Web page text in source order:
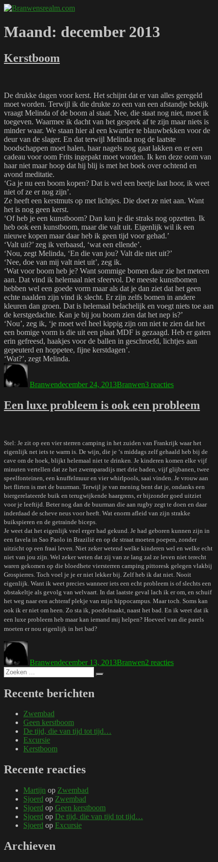
Naar
inhoud
springen
Maand: december 2013
Kerstboom
De drukke dagen voor kerst. Het schijnt dat er van alles geregeld
moet worden. Terwijl ik die drukte zo een van een afstandje bekijk
vraagt Melinda of de boom al staat. Nee, die staat nog niet, moet ik
toegeven. Waarmee ik dacht van het gesprek af te zijn maar niets is
minder waar. We staan hier al een kwartier te blauwbekken voor de
deur van de slager. En dat terwijl Melinda nog de laatste
boodschappen moet halen, haar nagels nog gaat lakken en er een
cadeau voor oom Frits ingepakt moet worden. Ik ken deze oom van
haar niet maar hoop dat hij blij is met het boek over ochtend en
avond meditatie.
‘Ga je nu een boom kopen? Dat is wel een beetje laat hoor, ik weet
niet of ze er nog zijn’.
Ze heeft een kerstmuts op met lichtjes. Die doet ze niet aan. Want
het is nog geen kerst.
‘Of heb je een kunstboom? Dan kan je die straks nog opzetten. Ik
heb ook een kunstboom, maar die valt uit. Eigenlijk wil ik een
nieuwe kopen maar daar heb ik geen tijd voor gehad.’
‘Valt uit?’ zeg ik verbaasd, ‘wat een ellende’.
‘Nou, zegt Melinda, ‘En die van jou? Valt die niet uit?’
‘Nee, doe van mij valt niet uit’, zeg ik.
‘Wat voor boom heb je? Want sommige bomen daar zie het meteen
aan. Dat vind ik helemaal niet sfeervol. De meeste kunstbomen
hebben wel een goede vorm maar als dat je dan ziet dat het geen
echte naalden zijn vind ik slecht. Er zijn zelfs bomen in andere
kleuren dan groen. Dat is helemaal belachelijk en voegt niets toe aan
de kerstgedachte. Kan je bij jou boom zien dat het nep is?’
‘Nou’, zeg ik, ‘je moet wel heel kippig zijn om niet te zien dat het
een bomige vorm is die uit een plaat MDF is gezaagd. Heb er gaten
erin gefreesd, haakjes voor de ballen in geschroefd, lichtjes aan
gepeuterd en hoppetee, fijne kerstdagen’.
‘Wat?’, zegt Melinda.
Auteur
Branwendecember 24, 2013Branwen3 reacties
Een luxe probleem is ook een probleem
Stel: Je zit op een vier sterren camping in het zuiden van Frankrijk waar het
eigenlijk net iets te warm is. De wijn, die je ‘s middags zelf gehaald heb bij de
cave om de hoek, blijkt helemaal niet te drinken. Je kinderen komen elke vijf
minuten vertellen dat ze het zwemparadijs met drie baden, vijf glijbanen, twee
speelfonteinen, een knuffelmuur en vier whirlpools, saai vinden. Je vrouw aan
het flirten is met de buurman. Terwijl je van mening bent dat je, ondanks een
biergerelateerde buik en terugwijkende haargrens, er bijzonder goed uitziet
voor je leeftijd. Beter nog dan de buurman die aan rugby zegt te doen en daar
inderdaad de scheve neus voor heeft. Wat enorm afleid van zijn strakke
buikspieren en de getrainde biceps.
Je weet dat het eigenlijk veel erger had gekund. Je had geboren kunnen zijn in
een favela in Sao Paolo in Brazilië en op de straat moeten poepen, zonder
uitzicht op een fraai leven. Niet zeker wetend welke kinderen wel en welke echt
niet van jou zijn. Wel zeker weten dat zij van ze lang zal ze leven niet terecht
waren gekomen op die bloedhete viersterren camping pittoresk gelegen vlakbij
Grospierres. Toch voel je je er niet lekker bij. Zelf heb ik dat niet. Nooit
eigenlijk. Want ik weet precies wanneer iets een echt probleem is of slechts een
obstakeltje als gevolg van welvaart. In dat laatste geval lach ik er om, en schuif
het weg naar een achteraf plekje van mijn hippocampus. Maar toch. Soms kan
ook ik er niet om heen. Zo sta ik, poedelnaakt, naast het bad. En ik weet dat ik
een luxe probleem heb maar kan iemand mij helpen? Hoeveel van die parels
moeten er nou eigenlijk in het bad?
Auteur
Branwendecember 13, 2013Branwen2 reactiesluxe
Zoeken
naar:
Zoeken
Recente berichten
Zwembad
Geen kerstboom
De tijd, die van tijd tot tijd…
Excursie
Kerstboom
Recente reacties
Martijn op Zwembad
Sjoerd op Zwembad
Sjoerd op Geen kerstboom
Sjoerd op De tijd, die van tijd tot tijd…
Sjoerd op Excursie
Archieven